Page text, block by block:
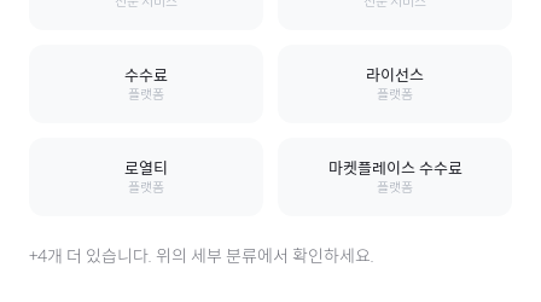
수수료
플랫폼
라이선스
플랫폼
로열티
플랫폼
마켓플레이스 수수료
플랫폼
+4개 더 있습니다. 위의 세부 분류에서 확인하세요.